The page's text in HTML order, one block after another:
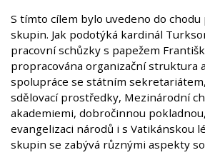
S tímto cílem bylo uvedeno do
skupin. Jak podotýká kardinál
pracovní schůzky s papežem
propracována organizační struktura
spolupráce se státním
sdělovací prostředky, Mezinárodní
akademiemi, dobročinnou
evangelizaci národů i s Vatikánskou
skupin se zabývá různými aspekty